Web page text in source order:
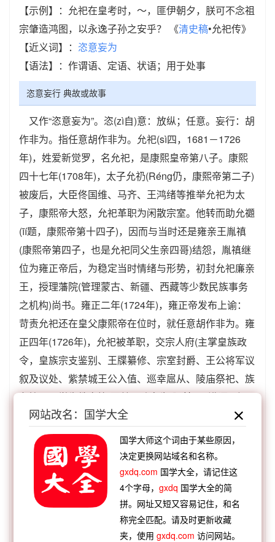
【示例】：允祀在皇考时，～，匪伊朝夕，朕可不念祖
宗肇造鸿图，以永逸子孙之安乎？ 《清史稿•允祀传》
【近义词】： 恣意妄为
【语法】：作谓语、定语、状语；用于处事
恣意妄行 典故或故事
又作“恣意妄为”。恣(zì自)意：放纵；任意。妄行：胡
作非为。指任意胡作非为。允祀(sì四，1681－1726
年)，姓爱新觉罗，名允祀，是康熙皇帝第八子。康熙
四十七年(1708年)，太子允礽(Réng仍，康熙帝第二子)
被废后，大臣佟国维、马齐、王鸿绪等推举允祀为太
子，康熙帝大怒，允祀革职为闲散宗室。他转而助允禵
(īí题，康熙帝第十四子)，因而与当时还是雍亲王胤禛
(康熙帝第四子，也是允祀同父生亲四哥)结怨，胤禛继
位为雍正帝后，为稳定当时情绪与形势，初封允祀廉亲
王，授理藩院(管理蒙古、新疆、西藏等少数民族事务
之机构)尚书。雍正二年(1724年)，雍正帝发布上谕：
苛责允祀还在皇父康熙帝在位时，就任意胡作非为。雍
正四年(1726年)，允祀被革职，交宗人府(主掌皇族政
令，皇族宗支鉴别、王牒纂修、宗室封爵、王公将军议
叙及议处、紫禁城王公入值、巡幸扈从、陵庙祭祀、族
务管理及学生教育等)圈禁，改名为“阿其那”(满语，汉
义“轰赶狗”)。不久，他死于囚所。
【出典】：
清史稿 》卷220《诸王传六·允祀传》9072页：“允
祀在皇考(皇帝对亡父专称)时，恣意妄行。”
【例句】：
毛泽东《陕甘宁边区政府、第八路军后方留守处布
网站改名：国学大全
国学大师这个词由于某些原因，
决定更换网站域名和名称。
gxdq.com 国学大全，请记住这
4个字母，gxdq 国学大全的简
拼。网址又短又容易记住，和名
称完全匹配。请及时更新收藏
夹，使用gxdq.com 访问网站。